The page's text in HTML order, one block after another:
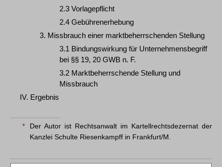
2.3 Vorlagepflicht
2.4 Gebührenerhebung
3. Missbrauch einer marktbeherrschenden Stellung
3.1 Bindungswirkung für Unternehmensbegriff
bei §§ 19, 20 GWB n. F.
3.2 Marktbeherrschende Stellung und
Missbrauch
IV. Ergebnis
*
Der Autor ist Rechtsanwalt im Kartellrechtsdezernat der
Kanzlei Schulte Riesenkampff in Frankfurt/M.